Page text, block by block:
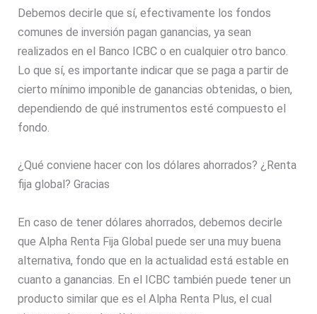
Debemos decirle que sí, efectivamente los fondos
comunes de inversión pagan ganancias, ya sean
realizados en el Banco ICBC o en cualquier otro banco.
Lo que sí, es importante indicar que se paga a partir de
cierto mínimo imponible de ganancias obtenidas, o bien,
dependiendo de qué instrumentos esté compuesto el
fondo.
¿Qué conviene hacer con los dólares ahorrados? ¿Renta
fija global? Gracias
En caso de tener dólares ahorrados, debemos decirle
que Alpha Renta Fija Global puede ser una muy buena
alternativa, fondo que en la actualidad está estable en
cuanto a ganancias. En el ICBC también puede tener un
producto similar que es el Alpha Renta Plus, el cual